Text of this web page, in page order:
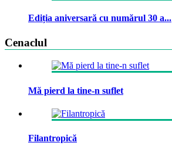
Ediția aniversară cu numărul 30 a...
Cenaclul
Mă pierd la tine-n suflet
Filantropică